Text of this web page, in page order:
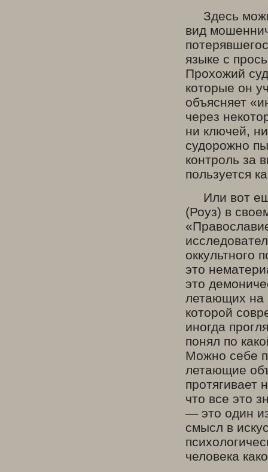
Здесь
вид
языке с
Прохожий
которые он
объясняет
через
ни ключей,
судорожно
контроль за
пользуется
Или вот
(Роуз) в
оккультного
это
это
летающих на
которой
иногда
понял по
Можно себе
летающие
протягивает
что все это
— это один
смысл в
человека